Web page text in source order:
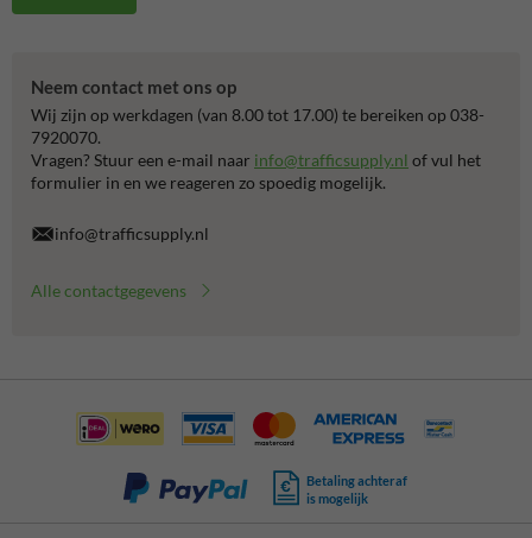
Neem contact met ons op
Wij zijn op werkdagen (van 8.00 tot 17.00) te bereiken op 038-
7920070.
Vragen? Stuur een e-mail naar info@trafficsupply.nl of vul het
formulier in en we reageren zo spoedig mogelijk.
info@trafficsupply.nl
Alle contactgegevens
Betaling achteraf
is mogelijk